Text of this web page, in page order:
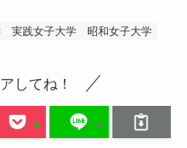
実践女子大学 昭和女子大学
してね！